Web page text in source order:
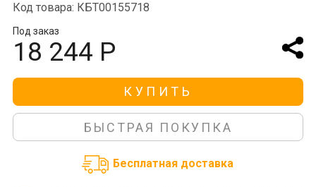
Код товара: КБТ00155718
Под заказ
18 244 Р
КУПИТЬ
БЫСТРАЯ ПОКУПКА
Бесплатная доставка